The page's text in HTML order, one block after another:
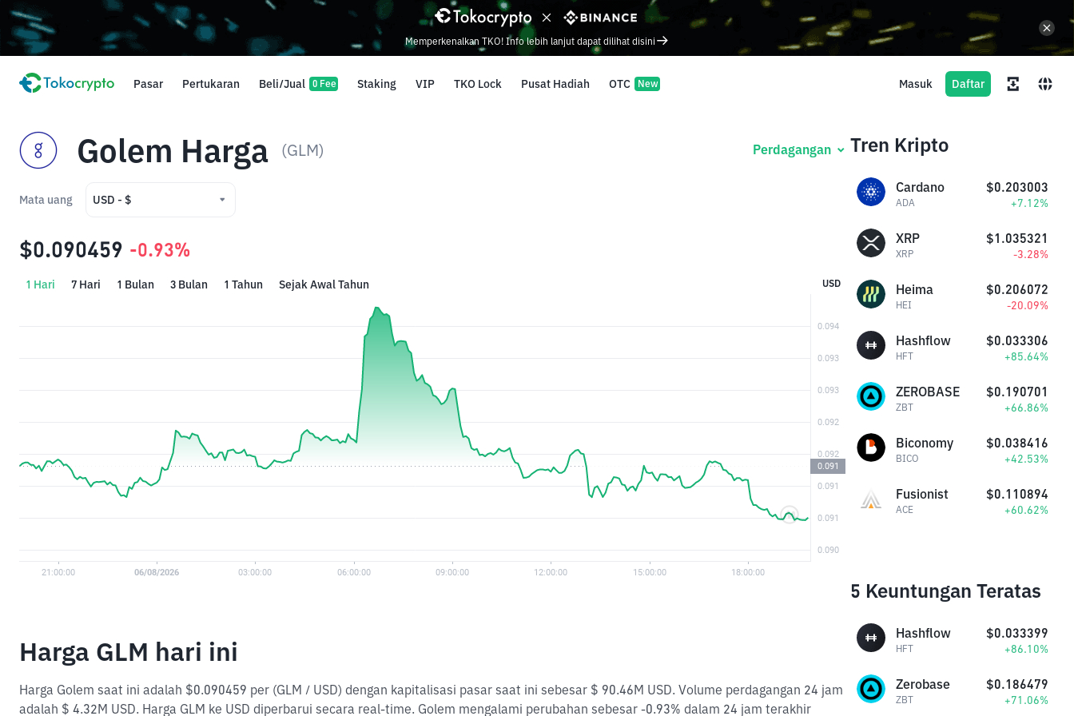
Pasar Pertukaran Beli/Jual 0 Fee Staking VIP TKO Lock Pusat Hadiah OTC New Masuk Daftar
Memperkenalkan TKO! Info lebih lanjut dapat dilihat disini
Golem Harga (GLM) Perdagangan
Mata uang USD - $
IDR - Rp
$0.090459 -0.93%
1 Hari 7 Hari 1 Bulan 3 Bulan 1 Tahun Sejak Awal Tahun USD
Harga GLM hari ini
Harga Golem saat ini adalah $0.090459 per (GLM / USD) dengan kapitalisasi pasar saat ini sebesar $ 90.46M USD. Volume perdagangan 24 jam
adalah $ 4.32M USD. Harga GLM ke USD diperbarui secara real-time. Golem mengalami perubahan sebesar -0.93% dalam 24 jam terakhir
Tren Kripto
Cardano
ADA
$0.203003
+7.12%
XRP
XRP
$1.035321
-3.28%
Heima
HEI
$0.206072
-20.09%
Hashflow
HFT
$0.033306
+85.64%
ZEROBASE
ZBT
$0.190701
+66.86%
Biconomy
BICO
$0.038416
+42.53%
Fusionist
ACE
$0.110894
+60.62%
5 Keuntungan Teratas
Hashflow
HFT
$0.033399
+86.10%
Zerobase
ZBT
$0.186479
+71.06%